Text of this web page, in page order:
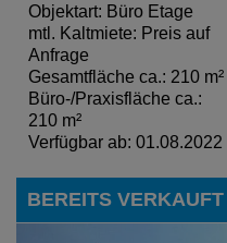
Objektart: Büro Etage
mtl. Kaltmiete: Preis auf
Anfrage
Gesamtfläche ca.: 210 m²
Büro-/Praxisfläche ca.:
210 m²
Verfügbar ab: 01.08.2022